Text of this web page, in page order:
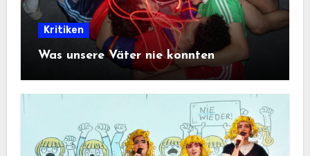
Kritiken
Was unsere Väter nie konnten